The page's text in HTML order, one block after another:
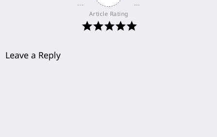
Article Rating
Leave a Reply